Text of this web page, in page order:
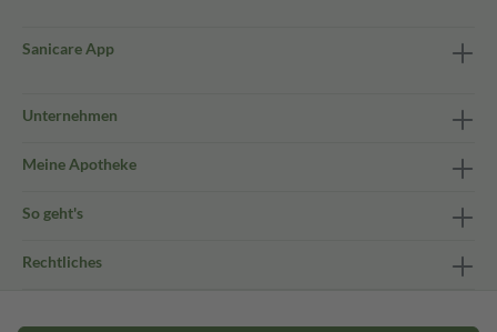
Sanicare App
Unternehmen
Meine Apotheke
So geht's
Rechtliches